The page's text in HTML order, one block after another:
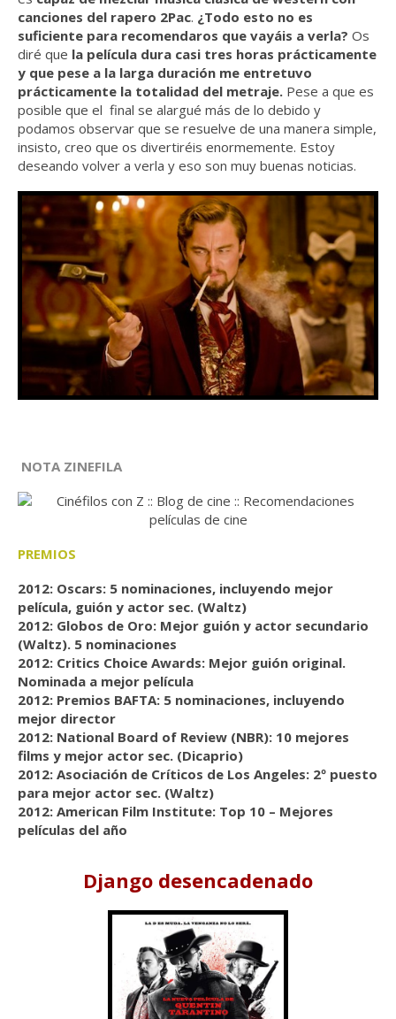
canciones del rapero 2Pac. ¿Todo esto no es
suficiente para recomendaros que vayáis a verla? Os
diré que la película dura casi tres horas prácticamente
y que pese a la larga duración me entretuvo
prácticamente la totalidad del metraje. Pese a que es
posible que el final se alargué más de lo debido y
podamos observar que se resuelve de una manera simple,
insisto, creo que os divertiréis enormemente. Estoy
deseando volver a verla y eso son muy buenas noticias.
NOTA ZINEFILA
PREMIOS
2012: Oscars: 5 nominaciones, incluyendo mejor
película, guión y actor sec. (Waltz)
2012: Globos de Oro: Mejor guión y actor secundario
(Waltz). 5 nominaciones
2012: Critics Choice Awards: Mejor guión original.
Nominada a mejor película
2012: Premios BAFTA: 5 nominaciones, incluyendo
mejor director
2012: National Board of Review (NBR): 10 mejores
films y mejor actor sec. (Dicaprio)
2012: Asociación de Críticos de Los Angeles: 2º puesto
para mejor actor sec. (Waltz)
2012: American Film Institute: Top 10 – Mejores
películas del año
Django desencadenado